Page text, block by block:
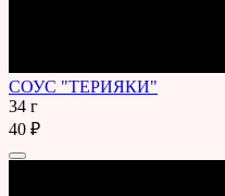
СОУС "ТЕРИЯКИ"
34 г
40 ₽